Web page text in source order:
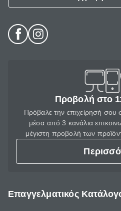
Προβολή στο
Πρόβαλε την επιχείρησή
μέσα από 3 κανάλια
μέγιστη προβολή των
Επαγγελματικός